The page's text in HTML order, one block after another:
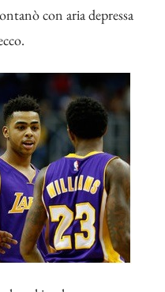
con aria depressa